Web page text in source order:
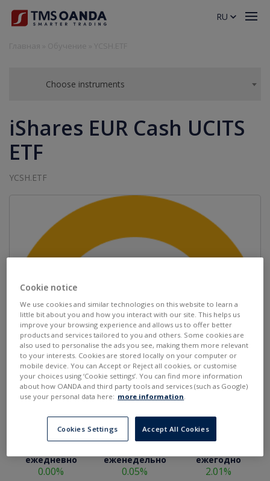
Choose instruments
iShares EUR Cash UCITS
ETF
YCSH.ETF
ежедневно
0.00%
еженедельно
0.05%
ежегодно
2.01%
RU
Cookie notice
We use cookies and similar technologies on this website to learn a
little bit about you and how you interact with our site. This helps us
improve your browsing experience and allows us to offer better
products and services tailored to you and others. Some cookies are
also used to personalise the ads you see, making them more relevant
to your interests. Cookies are stored locally on your computer or
mobile device. You can Accept or Reject all cookies, or customise
your choices using ‘Cookie settings’. You can find more information
about how OANDA and third party tools and services (such as Google)
use your personal data here: more information.
Cookies Settings Accept All Cookies